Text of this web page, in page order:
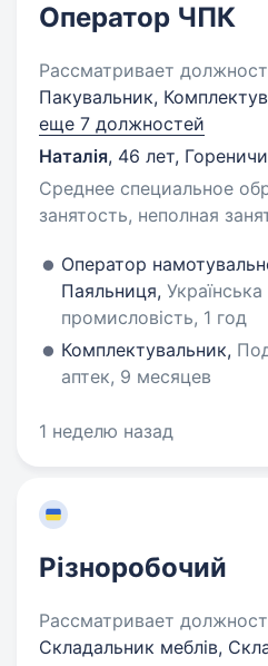
Оператор ЧПК
Рассматривает
Пакувальник,
еще 7 должностей
Наталія, 46 лет,
Среднее специальное
занятость, неполная
Оператор
Паяльниця,
промисловість, 1 год
Комплектувальник,
аптек, 9 месяцев
1 неделю назад
Різноробочий
Рассматривает
Складальник меблів,